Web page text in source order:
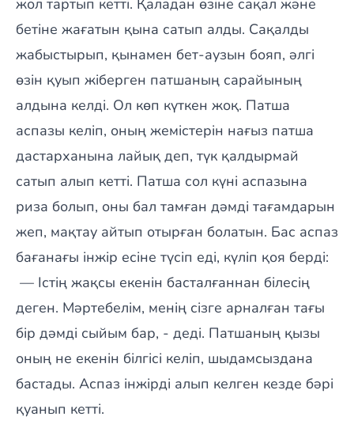
бетіне жағатын қына сатып алды. Сақалды
жабыстырып, қынамен бет-аузын бояп, әлгі
өзін қуып жіберген патшаның сарайының
алдына келді. Ол көп күткен жоқ. Патша
аспазы келіп, оның жемістерін нағыз патша
дастарханына лайық деп, түк қалдырмай
сатып алып кетті. Патша сол күні аспазына
риза болып, оны бал тамған дәмді тағамдарын
жеп, мақтау айтып отырған болатын. Бас аспаз
бағанағы інжір есіне түсіп еді, күліп қоя берді:
— Істің жақсы екенін басталғаннан білесің
деген. Мәртебелім, менің сізге арналған тағы
бір дәмді сыйым бар, - деді. Патшаның қызы
оның не екенін білгісі келіп, шыдамсыздана
бастады. Аспаз інжірді алып келген кезде бәрі
қуанып кетті.